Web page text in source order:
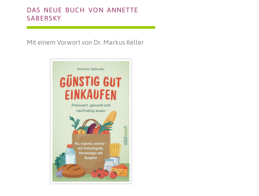
DAS NEUE BUCH VON ANNETTE
SABERSKY
Mit einem Vorwort von Dr. Markus Keller